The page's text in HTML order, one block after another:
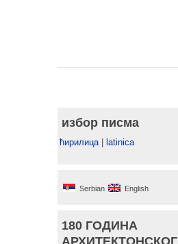
избор писма
ћирилица| latinica
Serbian English
180 ГОДИНА
АРХИТЕКТОНСКОГ